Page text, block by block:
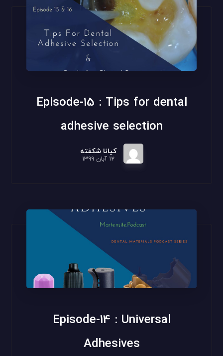
Episode-15 : Tips for dental
adhesive selection
کیانا شکفته
۱۲ آبان ۱۳۹۹
Episode-14 : Universal
Adhesives